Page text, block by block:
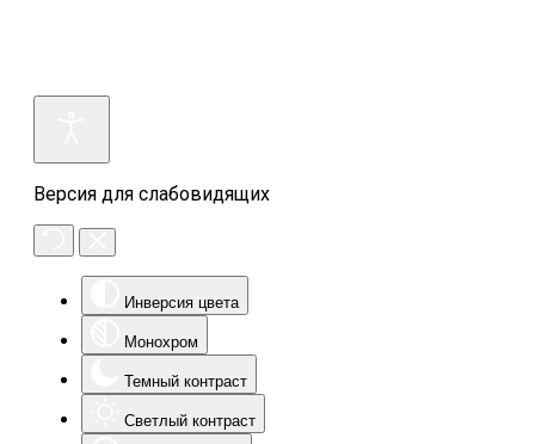
Версия для слабовидящих
Инверсия цвета
Монохром
Темный контраст
Светлый контраст